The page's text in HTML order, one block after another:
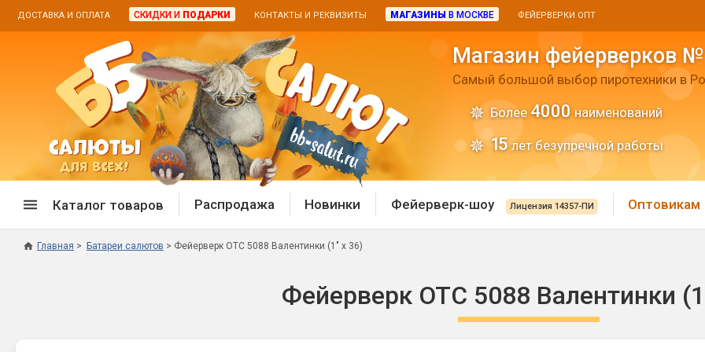
ДОСТАВКА И ОПЛАТА СКИДКИ И ПОДАРКИ КОНТАКТЫ И РЕКВИЗИТЫ МАГАЗИНЫ В МОСКВЕ ФЕЙЕРВЕРКИ ОПТ
Магазин фейерверков
Самый большой выбор пиротехники в
Более 4000 наименований
15лет безупречной работы
Каталог товаров
Дневные батареи
Хлопушки и
Распродажа Новинки Фейерверк-шоу Лицензия 14357-ПИ Оптовикам
Главная Батареи салютов Фейерверк ОТС 5088 Валентинки (1" х 36)
Фейерверк ОТС 5088 Валентинки